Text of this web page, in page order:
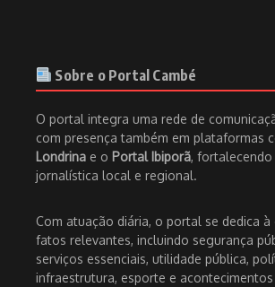
Sobre o Portal Cambé
O portal integra uma rede de
com presença também em plataformas
Londrina e o Portal Ibiporã,
jornalística local e regional.
Com atuação diária, o portal se dedica à
fatos relevantes, incluindo segurança
serviços essenciais, utilidade pública,
infraestrutura, esporte e